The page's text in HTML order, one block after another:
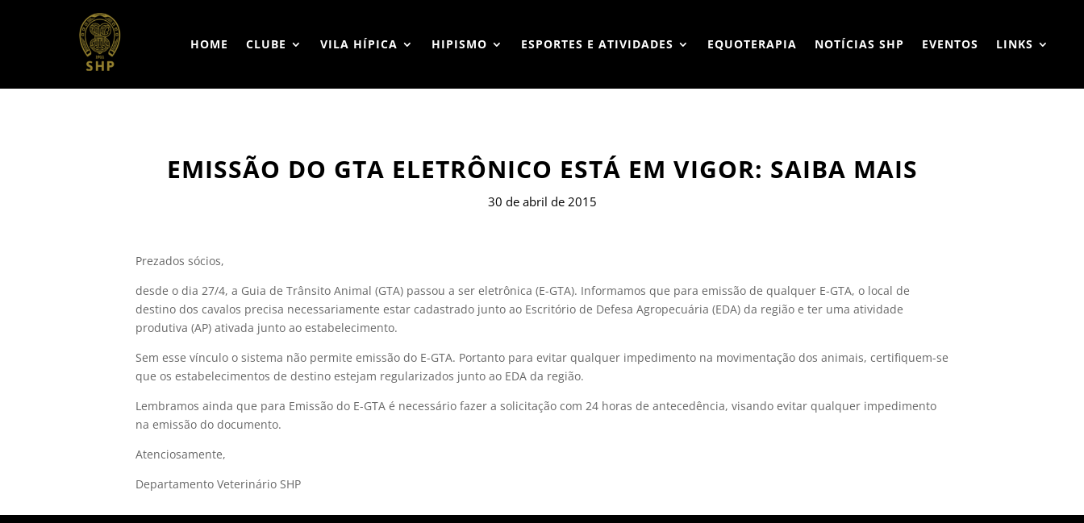
HOME CLUBE VILA HÍPICA HIPISMO ESPORTES E ATIVIDADES EQUOTERAPIA NOTÍCIAS SHP EVENTOS LINKS
EMISSÃO DO GTA ELETRÔNICO ESTÁ EM VIGOR: SAIBA MAIS
30 de abril de 2015
Prezados sócios,
desde o dia 27/4, a Guia de Trânsito Animal (GTA) passou a ser eletrônica (E-GTA). Informamos que para emissão de qualquer E-GTA, o local de
destino dos cavalos precisa necessariamente estar cadastrado junto ao Escritório de Defesa Agropecuária (EDA) da região e ter uma atividade
produtiva (AP) ativada junto ao estabelecimento.
Sem esse vínculo o sistema não permite emissão do E-GTA. Portanto para evitar qualquer impedimento na movimentação dos animais, certifiquem-se
que os estabelecimentos de destino estejam regularizados junto ao EDA da região.
Lembramos ainda que para Emissão do E-GTA é necessário fazer a solicitação com 24 horas de antecedência, visando evitar qualquer impedimento
na emissão do documento.
Atenciosamente,
Departamento Veterinário SHP